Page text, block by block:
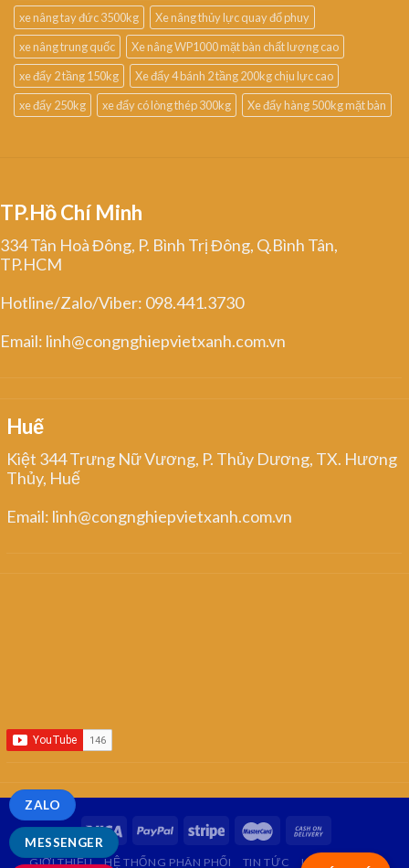
xe nâng tay đức 3500kg
Xe nâng thủy lực quay đổ phuy
xe nâng trung quốc
Xe nâng WP1000 mặt bàn chất lượng cao
xe đẩy 2 tầng 150kg
Xe đẩy 4 bánh 2 tầng 200kg chịu lực cao
xe đẩy 250kg
xe đẩy có lòng thép 300kg Xe đẩy hàng 500kg mặt bàn
TP.Hồ Chí Minh
334 Tân Hoà Đông, P. Bình Trị Đông, Q.Bình Tân,
TP.HCM
Hotline/Zalo/Viber: 098.441.3730
Email: linh@congnghiepvietxanh.com.vn
Huế
Kiệt 344 Trưng Nữ Vương, P. Thủy Dương, TX. Hương
Thủy, Huế
Email: linh@congnghiepvietxanh.com.vn
GIỚI THIỆU HỆ THỐNG PHÂN PHỐI TIN TỨC LIÊN HỆ
MESSENGER
ZALO